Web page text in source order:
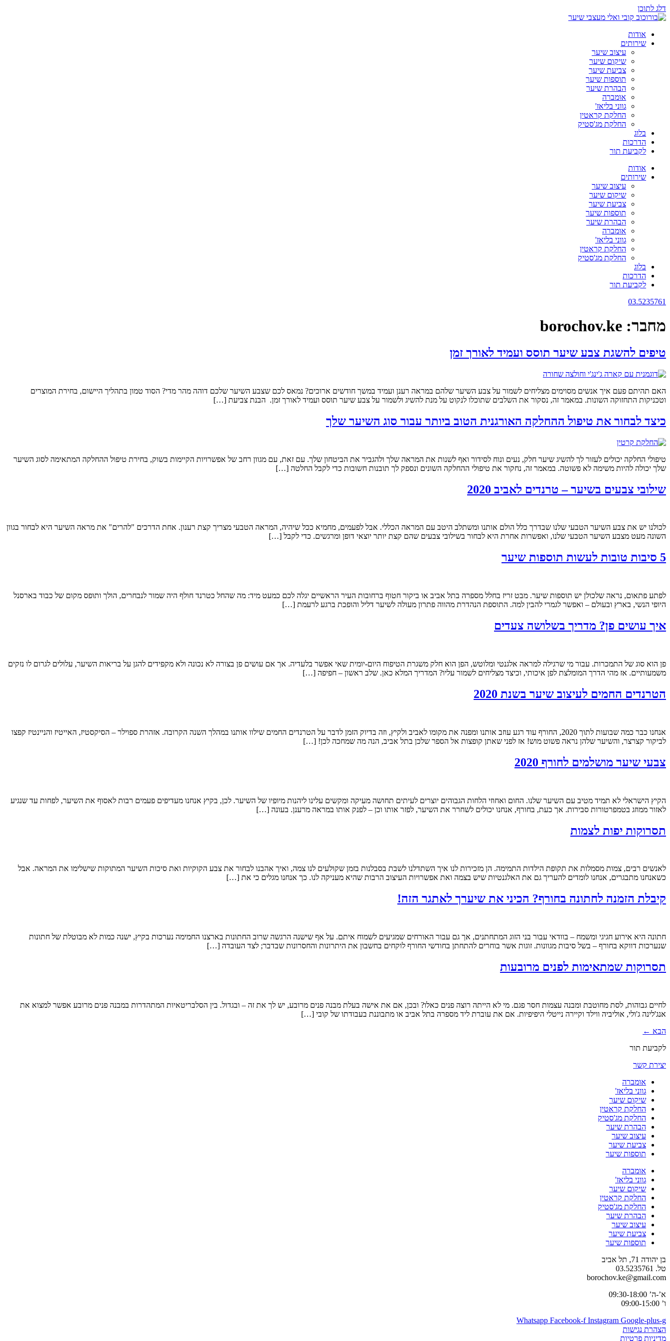
דלג לתוכן
אודות
שירותים
עיצוב שיער
שיקום שיער
צביעת שיער
תוספות שיער
הבהרת שיער
אומברה
גווני בליאז'
החלקת קראטין
החלקת מג'סטיק
בלוג
הדרכות
לקביעת תור
אודות
שירותים
עיצוב שיער
שיקום שיער
צביעת שיער
תוספות שיער
הבהרת שיער
אומברה
גווני בליאז'
החלקת קראטין
החלקת מג'סטיק
בלוג
הדרכות
לקביעת תור
03.5235761
מחבר: borochov.ke
טיפים להשגת צבע שיער תוסס ועמיד לאורך זמן
האם תהיתם פעם איך אנשים מסוימים מצליחים לשמור על צבע השיער שלהם במראה רענן ועמיד במשך חודשים ארוכים? נמאס לכם שצבע השיער שלכם דוהה מהר מדי? הסוד טמון בתהליך היישום, בחירת המוצרים
וטכניקות התחזוקה השונות. במאמר זה, נסקור את השלבים שתוכלו לנקוט על מנת להשיג ולשמור על צבע שיער תוסס ועמיד לאורך זמן. הבנת צביעת […]
כיצד לבחור את טיפול ההחלקה האורגנית הטוב ביותר עבור סוג השיער שלך
טיפולי החלקה יכולים לעזור לך להשיג שיער חלק, נעים ונוח לסידור ואף לשנות את המראה שלך ולהגביר את הביטחון שלך. עם זאת, עם מגוון רחב של אפשרויות הקיימות בשוק, בחירת טיפול ההחלקה המתאימה לסוג השיער
שלך יכולה להיות משימה לא פשוטה. במאמר זה, נחקור את טיפולי ההחלקה השונים ונספק לך תובנות חשובות כדי לקבל החלטה […]
שילובי צבעים בשיער – טרנדים לאביב 2020
לכולנו יש את צבע השיער הטבעי שלנו שבדרך כלל הולם אותנו ומשתלב היטב עם המראה הכללי. אבל לפעמים, מחמיא ככל שיהיה, המראה הטבעי מצריך קצת רענון. אחת הדרכים "להרים" את מראה השיער היא לבחור בגוון
השונה מעט מצבע השיער הטבעי שלנו, ואפשרות אחרת היא לבחור בשילובי צבעים שהם קצת יותר יוצאי דופן ומרגשים. כדי לקבל […]
5 סיבות טובות לעשות תוספות שיער
לפתע פתאום, נראה שלכולן יש תוספות שיער. מבט זריז בחלל מספרה בתל אביב או ביקור חטוף ברחובות העיר הראשיים יגלה לכם כמעט מיד: מה שהחל כטרנד חולף היה שמור לנבחרים, הולך ותופס מקום של כבוד בארסנל
היופי הנשי, בארץ ובעולם – ואפשר לגמרי להבין למה. התוספת הנהדרת מהווה פתרון מעולה לשיער דליל והופכת ברגע לרעמת […]
איך עושים פן? מדריך בשלושה צעדים
פן הוא סוג של התמכרות. עבור מי שרגילה למראה אלגנטי ומלוטש, הפן הוא חלק משגרת הטיפוח היום-יומית שאי אפשר בלעדיה. אך אם עושים פן בצורה לא נכונה ולא מקפידים להגן על בריאות השיער, עלולים לגרום לו נזקים
משמעותיים. אז מהי הדרך המומלצת לפן איכותי, וכיצד מצליחים לשמור עליו? המדריך המלא כאן. שלב ראשון – חפיפה […]
הטרנדים החמים לעיצוב שיער בשנת 2020
אנחנו כבר כמה שבועות לתוך 2020, החורף עוד רגע עוזב אותנו ומפנה את מקומו לאביב ולקיץ, וזה בדיוק הזמן לדבר על הטרנדים החמים שילוו אותנו במהלך השנה הקרובה. אזהרת ספוילר – הסיקסטיז, האייטיז והניינטיז קפצו
לביקור קצרצר, והשיער שלהן נראה פשוט מוש! אז לפני שאתן קופצות אל הספר שלכן בתל אביב, הנה מה שמחכה לכן! […]
צבעי שיער מושלמים לחורף 2020
הקיץ הישראלי לא תמיד מטיב עם השיער שלנו. החום ואחוזי הלחות הגבוהים יוצרים לעיתים תחושה מעיקה ומקשים עלינו ליהנות מיופיו של השיער. לכן, בקיץ אנחנו מעדיפים פעמים רבות לאסוף את השיער, לפחות עד שנגיע
לאזור ממוזג בטמפרטורות סבירות. אך כעת, בחורף, אנחנו יכולים לשחרר את השיער, לפזר אותו וכן – לפנק אותו במראה מרענן. בעונה […]
תסרוקות יפות לצמות
לאנשים רבים, צמות מסמלות את תקופת הילדות התמימה. הן מזכירות לנו איך השתדלנו לשבת בסבלנות בזמן שקולעים לנו צמה, ואיך אהבנו לבחור את צבע הקוקיות ואת סיכות השיער המתוקות שישלימו את המראה. אבל
כשאנחנו מתבגרים, אנחנו לומדים להעריך גם את האלגנטיות שיש בצמה ואת אפשרויות העיצוב הרבות שהיא מעניקה לנו. כך אנחנו מגלים כי את […]
קיבלת הזמנה לחתונה בחורף? הכיני את שיערך לאתגר הזה!
חתונה היא אירוע חגיגי ומשמח – בוודאי עבור בני הזוג המתחתנים, אך גם עבור האורחים שמגיעים לשמוח איתם. על אף שישנה הרגשה שרוב החתונות בארצנו החמימה נערכות בקיץ, ישנה כמות לא מבוטלת של חתונות
שנערכות דווקא בחורף – בשל סיבות מגוונות. זוגות אשר בוחרים להתחתן בחודשי החורף לוקחים בחשבון את היתרונות והחסרונות שבדבר; לצד העובדה […]
תסרוקות שמתאימות לפנים מרובעות
לחיים גבוהות, לסת מחוטבת ומבנה עצמות חסר פגם. מי לא הייתה רוצה פנים כאלו? ובכן, אם את אישה בעלת מבנה פנים מרובע, יש לך את זה – ובגדול. בין הסלבריטאיות המתהדרות במבנה פנים מרובע אפשר למצוא את
אנג'לינה ג'ולי, אוליביה ווילד וקיירה נייטלי היפיפיות. אם את עוברת ליד מספרה בתל אביב או מתבוננת בעבודתו של קובי […]
הבא ←
לקביעת תור
יצירת קשר
אומברה
גווני בליאז'
שיקום שיער
החלקת קראטין
החלקת מג'סטיק
הבהרת שיער
עיצוב שיער
צביעת שיער
תוספות שיער
אומברה
גווני בליאז'
שיקום שיער
החלקת קראטין
החלקת מג'סטיק
הבהרת שיער
עיצוב שיער
צביעת שיער
תוספות שיער
בן יהודה 71, תל אביב
טל. 03.5235761
borochov.ke@gmail.com
א’-ה’ 09:30-18:00
ו’ 09:00-15:00
Whatsapp Facebook-f Instagram Google-plus-g
הצהרת נגישות
מדיניות פרטיות